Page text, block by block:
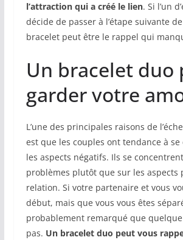
l’attraction qui a créé le lien. Si l’un
décide de passer à l’étape suivante
bracelet peut être le rappel qui
Un bracelet duo
garder votre
L’une des principales raisons de
est que les couples ont tendance à
les aspects négatifs. Ils se
problèmes plutôt que sur les aspects
relation. Si votre partenaire et vous
début, mais que vous vous êtes
probablement remarqué que quelque
pas. Un bracelet duo peut vous